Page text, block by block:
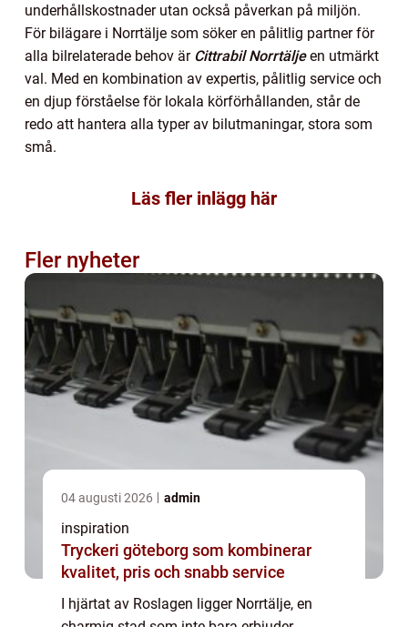
underhållskostnader utan också påverkan på miljön.
För bilägare i Norrtälje som söker en pålitlig partner för
alla bilrelaterade behov är Cittrabil Norrtäljeen utmärkt
val. Med en kombination av expertis, pålitlig service och
en djup förståelse för lokala körförhållanden, står de
redo att hantera alla typer av bilutmaningar, stora som
små.
Läs fler inlägg här
Fler nyheter
04 augusti 2026 admin
inspiration
Tryckeri göteborg som kombinerar
kvalitet, pris och snabb service
I hjärtat av Roslagen ligger Norrtälje, en